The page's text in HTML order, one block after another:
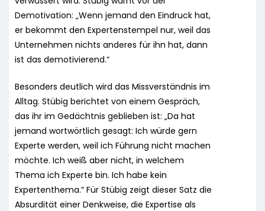
Demotivation: „Wenn jemand den Eindruck hat,
er bekommt den Expertenstempel nur, weil das
Unternehmen nichts anderes für ihn hat, dann
ist das demotivierend.“
Besonders deutlich wird das Missverständnis im
Alltag. Stübig berichtet von einem Gespräch,
das ihr im Gedächtnis geblieben ist: „Da hat
jemand wortwörtlich gesagt: Ich würde gern
Experte werden, weil ich Führung nicht machen
möchte. Ich weiß aber nicht, in welchem
Thema ich Experte bin. Ich habe kein
Expertenthema.“ Für Stübig zeigt dieser Satz die
Absurdität einer Denkweise, die Expertise als